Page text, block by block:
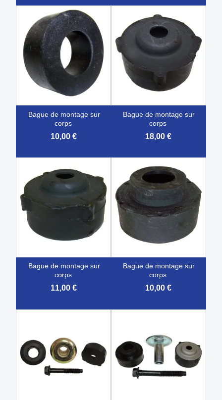
bague de montage sur
corps
10,00 €
bague de montage sur
corps
18,00 €
bague de montage sur
corps
11,00 €
bague de montage sur
corps
10,00 €